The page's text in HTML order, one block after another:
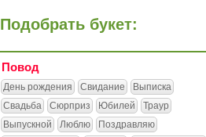
Подобрать букет:
Повод
День рождения Свидание
Выписка
Свадьба
Сюрприз Юбилей
Траур
Выпускной
Люблю
Поздравляю